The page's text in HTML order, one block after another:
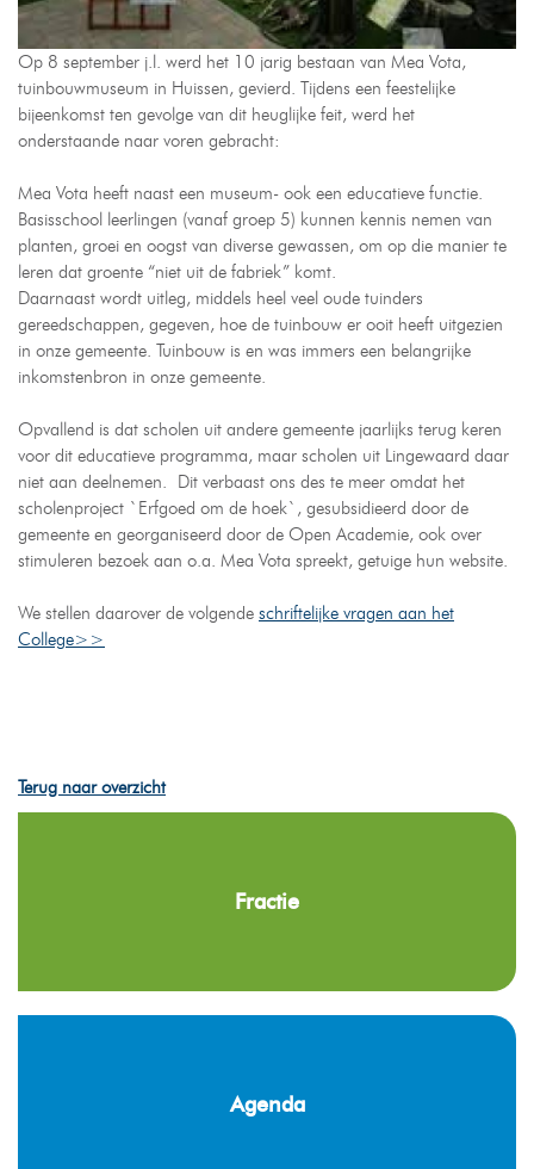
Op 8 september j.l. werd het 10 jarig bestaan van Mea Vota,
tuinbouwmuseum in Huissen, gevierd. Tijdens een feestelijke
bijeenkomst ten gevolge van dit heuglijke feit, werd het
onderstaande naar voren gebracht:
Mea Vota heeft naast een museum- ook een educatieve functie.
Basisschool leerlingen (vanaf groep 5) kunnen kennis nemen van
planten, groei en oogst van diverse gewassen, om op die manier te
leren dat groente “niet uit de fabriek” komt.
Daarnaast wordt uitleg, middels heel veel oude tuinders
gereedschappen, gegeven, hoe de tuinbouw er ooit heeft uitgezien
in onze gemeente. Tuinbouw is en was immers een belangrijke
inkomstenbron in onze gemeente.
Opvallend is dat scholen uit andere gemeente jaarlijks terug keren
voor dit educatieve programma, maar scholen uit Lingewaard daar
niet aan deelnemen. Dit verbaast ons des te meer omdat het
scholenproject `Erfgoed om de hoek`, gesubsidieerd door de
gemeente en georganiseerd door de Open Academie, ook over
stimuleren bezoek aan o.a. Mea Vota spreekt, getuige hun website.
We stellen daarover de volgende schriftelijke vragen aan het
College>>
Terug naar overzicht
Fractie
Agenda